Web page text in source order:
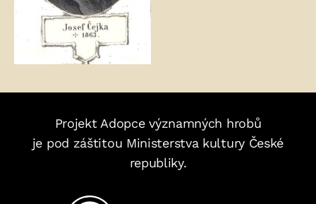
Projekt Adopce významných hrobů
je pod záštitou Ministerstva kultury České
republiky.